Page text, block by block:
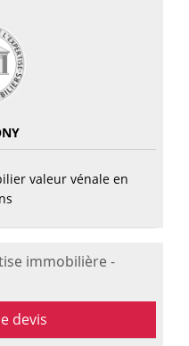
valeur vénale en
immobilière -
devis